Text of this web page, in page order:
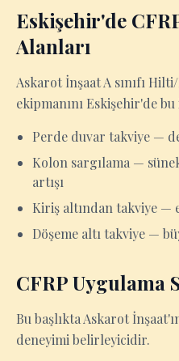
Eskişehir'de
Alanları
Askarot İnşaat A sınıfı
ekipmanını Eskişehir'de
Perde duvar takviye —
Kolon sargılama —
artışı
Kiriş altından takviye —
Döşeme altı takviye —
CFRP Uygulama
Bu başlıkta Askarot
deneyimi belirleyicidir.